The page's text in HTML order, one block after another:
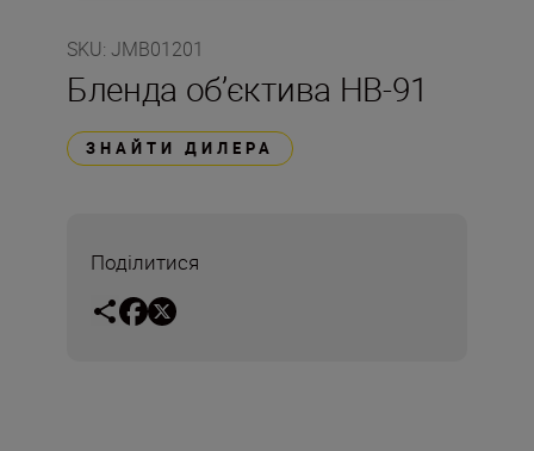
SKU: JMB01201
Бленда об’єктива HB-91
ЗНАЙТИ ДИЛЕРА
Поділитися